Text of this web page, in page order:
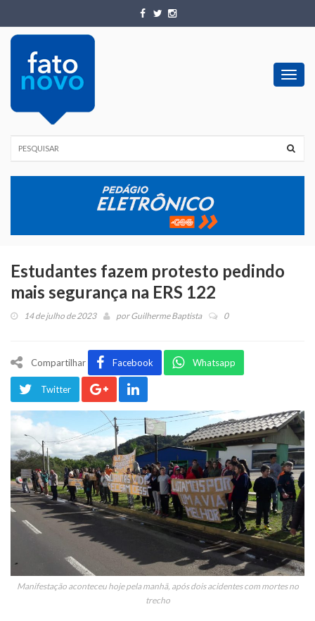
Estudantes fazem protesto pedindo
mais segurança na ERS 122
14 de julho de 2023 porGuilherme Baptista 0
Compartilhar Facebook Whatsapp
Twitter
Manifestação aconteceu hoje pela manhã, após dois acidentes com mortes no
trecho